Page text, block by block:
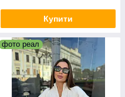
Купити
фото реал